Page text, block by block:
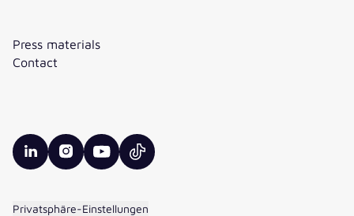
Press materials
Contact
valantic LinkedIn
valantic Instagram
valantic YouTube
valantic TikTok
Privatsphäre-Einstellungen